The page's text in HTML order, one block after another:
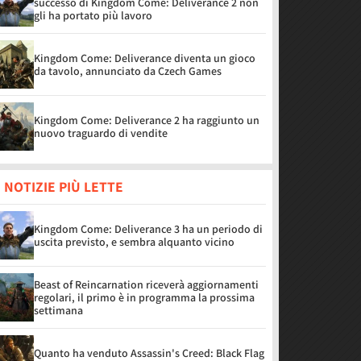
gli ha portato più lavoro
Kingdom Come: Deliverance diventa un gioco
da tavolo, annunciato da Czech Games
Kingdom Come: Deliverance 2 ha raggiunto un
nuovo traguardo di vendite
NOTIZIE PIÙ LETTE
Kingdom Come: Deliverance 3 ha un periodo di
uscita previsto, e sembra alquanto vicino
Beast of Reincarnation riceverà aggiornamenti
regolari, il primo è in programma la prossima
settimana
Quanto ha venduto Assassin's Creed: Black Flag